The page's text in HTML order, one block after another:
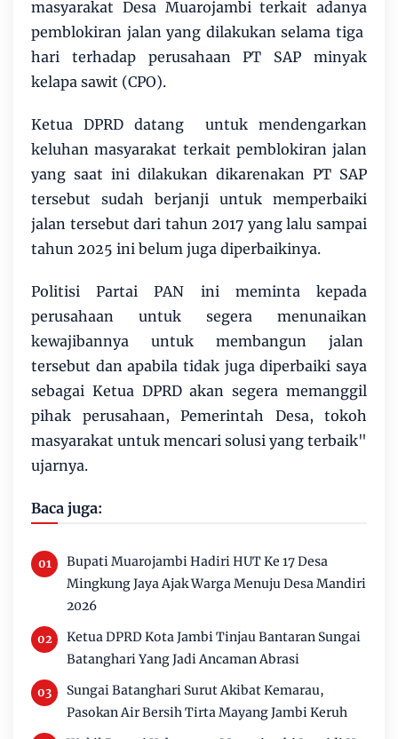
masyarakat Desa Muarojambi terkait adanya
pemblokiran jalan yang dilakukan selama tiga
hari terhadap perusahaan PT SAP minyak
kelapa sawit (CPO).
Ketua DPRD datang untuk mendengarkan
keluhan masyarakat terkait pemblokiran jalan
yang saat ini dilakukan dikarenakan PT SAP
tersebut sudah berjanji untuk memperbaiki
jalan tersebut dari tahun 2017 yang lalu sampai
tahun 2025 ini belum juga diperbaikinya.
Politisi Partai PAN ini meminta kepada
perusahaan untuk segera menunaikan
kewajibannya untuk membangun jalan
tersebut dan apabila tidak juga diperbaiki saya
sebagai Ketua DPRD akan segera memanggil
pihak perusahaan, Pemerintah Desa, tokoh
masyarakat untuk mencari solusi yang terbaik"
ujarnya.
Baca juga:
Bupati Muarojambi Hadiri HUT Ke 17 Desa
Mingkung Jaya Ajak Warga Menuju Desa Mandiri
2026
Ketua DPRD Kota Jambi Tinjau Bantaran Sungai
Batanghari Yang Jadi Ancaman Abrasi
Sungai Batanghari Surut Akibat Kemarau,
Pasokan Air Bersih Tirta Mayang Jambi Keruh